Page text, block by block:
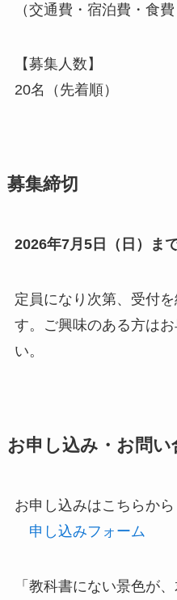
（交通費・宿泊費・食
【募集人数】
20名（先着順）
募集締切
2026年7月5日（日）ま
定員になり次第、受付
す。ご興味のある方は
い。
お申し込み・お問い
お申し込みはこちらから
申し込みフォーム
「教科書にない景色が